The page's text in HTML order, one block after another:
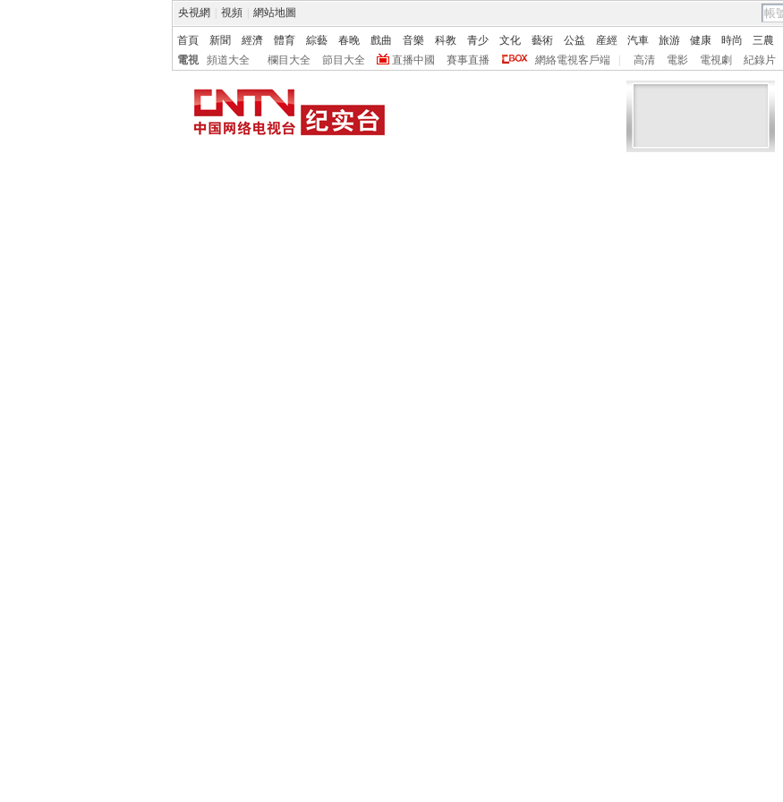
央視網 視頻 網站地圖
首頁 新聞 經濟 體育 綜藝 春晚 戲曲 音樂 科教 青少 文化 藝術 公益 産經 汽車 旅游 健康 時尚 三農
電視
頻道大全 欄目大全 節目大全 直播中國 賽事直播 網絡電視客戶端 高清 電影 電視劇 紀錄片